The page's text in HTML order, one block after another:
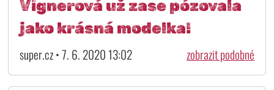
Vignerová už zase pózovala
jako krásná modelka!
super.cz • 7. 6. 2020 13:02 zobrazit podobné